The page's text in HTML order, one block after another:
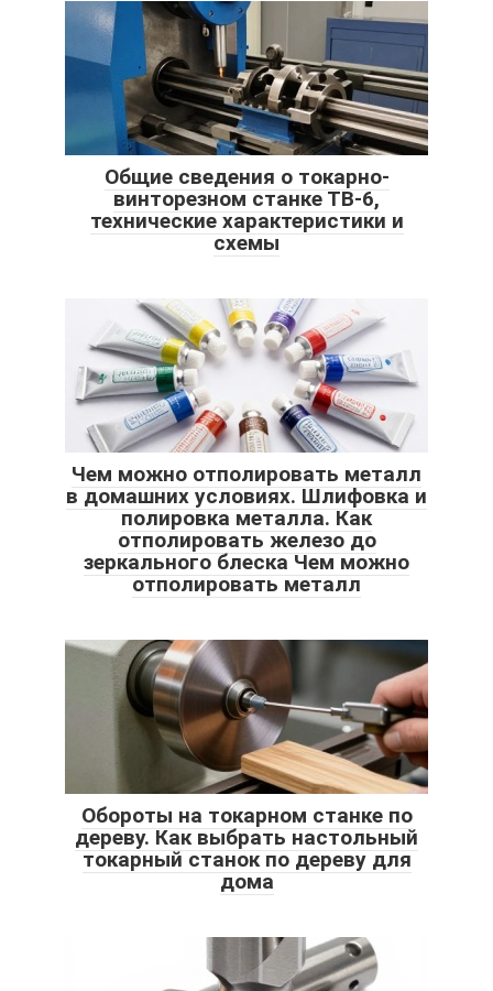
Общие сведения о токарно-
винторезном станке ТВ-6,
технические характеристики и
схемы
Чем можно отполировать металл
в домашних условиях. Шлифовка и
полировка металла. Как
отполировать железо до
зеркального блеска Чем можно
отполировать металл
Обороты на токарном станке по
дереву. Как выбрать настольный
токарный станок по дереву для
дома